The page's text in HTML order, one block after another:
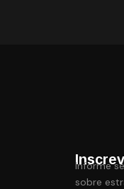
Informe
sobre